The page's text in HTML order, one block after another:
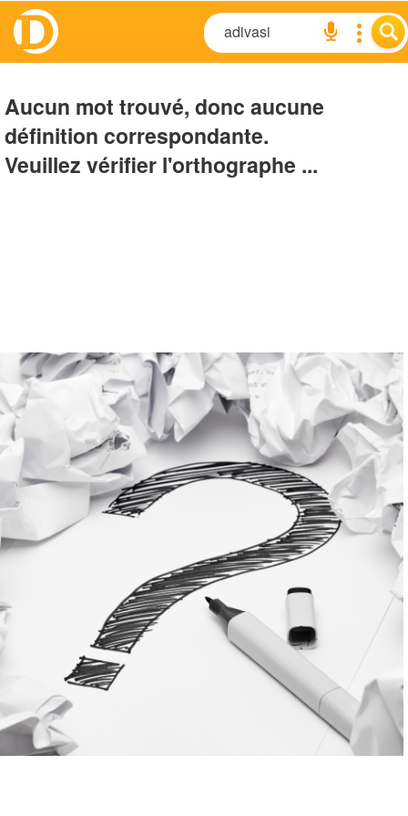
Aucun mot trouvé, donc aucune
définition correspondante.
Veuillez vérifier l'orthographe ...